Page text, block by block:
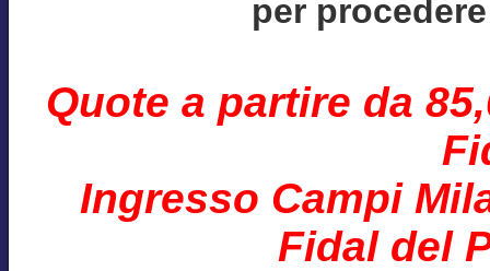
per
Quote a partire da
Ingresso Campi
Fidal del